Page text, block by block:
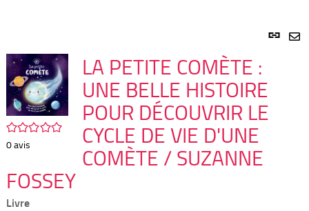
Lien
/5
0avis
LA PETITE COMÈTE :
UNE BELLE HISTOIRE
POUR DÉCOUVRIR LE
CYCLE DE VIE D'UNE
COMÈTE / SUZANNE
FOSSEY
Livre